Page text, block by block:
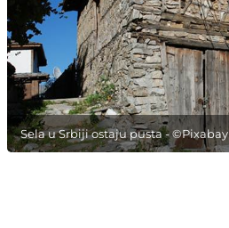
Sela u Srbiji ostaju pusta - ©Pixabay